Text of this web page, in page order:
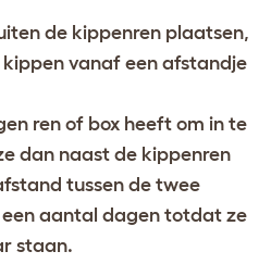
de kippenren plaatsen,
vanaf een afstandje
ren of box heeft om in te
dan naast de kippenren
tussen de twee
een aantal dagen totdat ze
staan.